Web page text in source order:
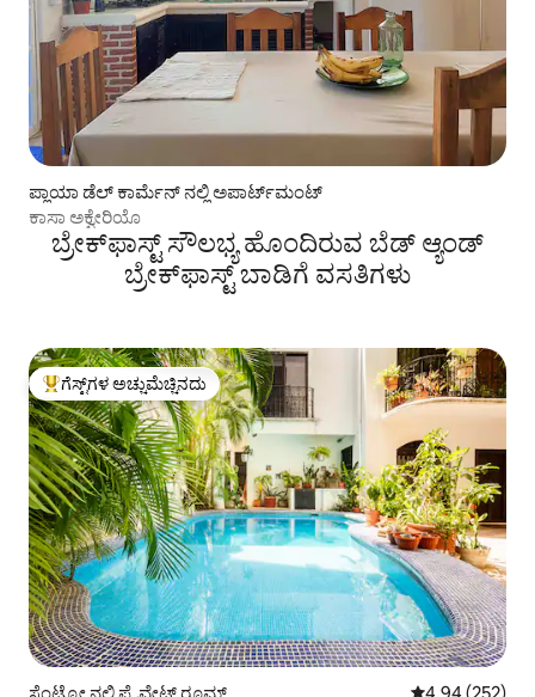
ಪ್ಲಾಯಾ ಡೆಲ್ ಕಾರ್ಮೆನ್ ನಲ್ಲಿ ಅಪಾರ್ಟ್‌ಮಂಟ್
ಕಾಸಾ ಅಕ್ವೇರಿಯೊ
ಬ್ರೇಕ್‌ಫಾಸ್ಟ್ ‌ಸೌಲಭ್ಯ ಹೊಂದಿರುವ ಬೆಡ್ ಆ್ಯಂಡ್
ಬ್ರೇಕ್‌ಫಾಸ್ಟ್‌ ಬಾಡಿಗೆ ವಸತಿಗಳು
ಗೆಸ್ಟ್‌ಗಳಿಗೆ ಅತಿ ಹೆಚ್ಚು ಅಚ್ಚುಮೆಚ್ಚಿನದು
ಗೆಸ್ಟ್‌ಗಳ ಅಚ್ಚುಮೆಚ್ಚಿನದು
ಸೆಂಟ್ರೋ ನಲ್ಲಿ ಪ್ರೈವೇಟ್ ರೂಮ್ 5 ರಲ್ಲಿ 4.94
4.94 (252)